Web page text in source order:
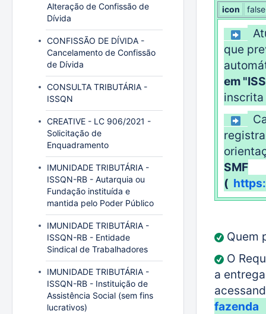
icon
false
que
em
inscrita
SMF
(
Quem
O
a
fazenda
Alteração de Confissão de
Dívida
CONFISSÃO DE DÍVIDA -
Cancelamento de Confissão
de Dívida
CONSULTA TRIBUTÁRIA -
ISSQN
CREATIVE - LC 906/2021 -
Solicitação de
Enquadramento
IMUNIDADE TRIBUTÁRIA -
ISSQN-RB - Autarquia ou
Fundação instituída e
mantida pelo Poder Público
IMUNIDADE TRIBUTÁRIA -
ISSQN-RB - Entidade
Sindical de Trabalhadores
IMUNIDADE TRIBUTÁRIA -
ISSQN-RB - Instituição de
Assistência Social (sem fins
lucrativos)